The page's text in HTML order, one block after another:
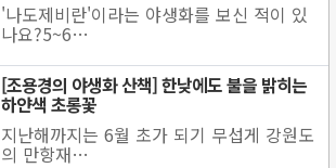
'나도제비란'이라는 야생화를 보신 적이 있
나요?5~6…
[조용경의 야생화 산책] 한낮에도 불을 밝히는
하얀색 초롱꽃
지난해까지는 6월 초가 되기 무섭게 강원도
의 만항재…